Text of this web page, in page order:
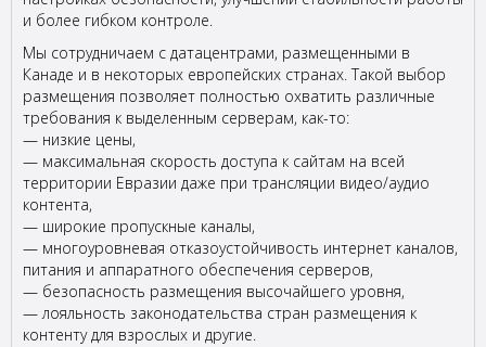
и более гибком контроле.
Мы сотрудничаем с датацентрами, размещенными в
Канаде и в некоторых европейских странах. Такой выбор
размещения позволяет полностью охватить различные
требования к выделенным серверам, как-то:
— низкие цены,
— максимальная скорость доступа к сайтам на всей
территории Евразии даже при трансляции видео/аудио
контента,
— широкие пропускные каналы,
— многоуровневая отказоустойчивость интернет каналов,
питания и аппаратного обеспечения серверов,
— безопасность размещения высочайшего уровня,
— лояльность законодательства стран размещения к
контенту для взрослых и другие.